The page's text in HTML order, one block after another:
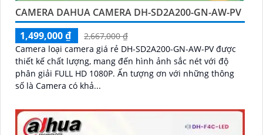
CAMERA DAHUA CAMERA DH-SD2A200-GN-AW-PV
1,499,000 ₫
2,667,000 ₫
Camera loại camera giá rẻ DH-SD2A200-GN-AW-PV được
thiết kế chất lượng, mang đến hình ảnh sắc nét với độ
phân giải FULL HD 1080P. Ấn tượng ơn với những thông
số là Camera có khả...